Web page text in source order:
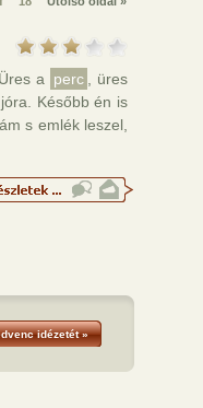
a perc
, üres
Később én is
s emlék leszel,
idézetét »